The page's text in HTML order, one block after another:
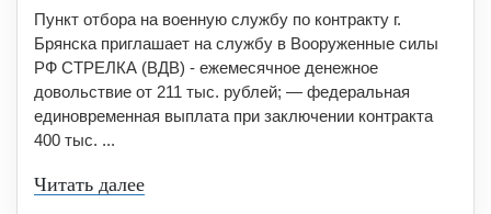
Пункт отбора на военную службу по контракту г.
Брянска приглашает на службу в Вооруженные силы
РФ ⁣СТРЕЛКА (ВДВ) ⁣- ежемесячное денежное
довольствие от 211 тыс. рублей; — федеральная
единовременная выплата при заключении контракта
400 тыс. ...
Читать далее